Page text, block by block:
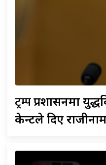
ट्रम्पप्रशासनमा
केन्टले दिए